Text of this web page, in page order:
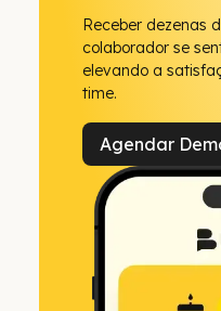
Receber dezenas
colaborador se
elevando a
time.
Agendar